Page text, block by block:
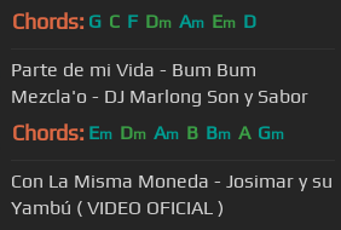
Chords: G C F Dm Am Em D
Parte de mi Vida - Bum Bum
Mezcla'o - DJ Marlong Son y Sabor
Chords: Em Dm Am B Bm A Gm
Con La Misma Moneda - Josimar y su
Yambú ( VIDEO OFICIAL )